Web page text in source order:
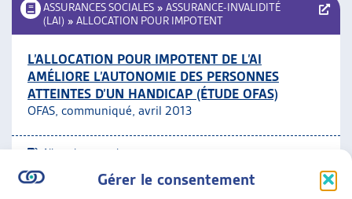
Gérer le consentement
RESSOURCES
THÉMATIQUES
AUTRES
ARTIAS
L’ASSOCIATION
PROJETS ET ACTIVITÉS
JOURNÉES D’AUTOMNE
ASSURANCES SOCIALES » ASSURANCE-INVALIDITÉ
(LAI) » ALLOCATION POUR IMPOTENT
L’ALLOCATION POUR IMPOTENT DE L’AI
AMÉLIORE L’AUTONOMIE DES PERSONNES
ATTEINTES D’UN HANDICAP (ÉTUDE OFAS)
OFAS, communiqué, avril 2013
Allocation pour impotent